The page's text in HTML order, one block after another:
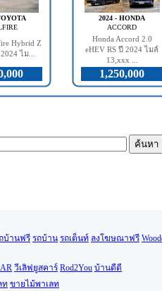
Hybrid Z
ไม...
2024 - HONDA
ACCORD
Honda Accord 2.0
eHEV RS ปี 2024 ไมล์
13,xxx ...
1,250,000
บ้านฟรี รถบ้าน รถเต็นท์ ลงโฆษณาฟรี
วีเลิฟยูสคาร์ Rod2You บ้านดีดี
ท ขายไม้พาเลท